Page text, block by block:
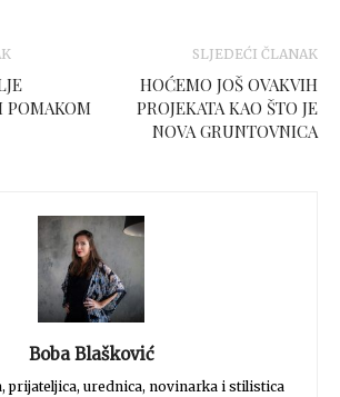
POMAKOM
SLJEDEĆI ČLANAK
HOĆEMO JOŠ OVAKVIH
PROJEKATA KAO ŠTO JE
NOVA GRUNTOVNICA
Boba Blašković
prijateljica, urednica, novinarka i stilistica